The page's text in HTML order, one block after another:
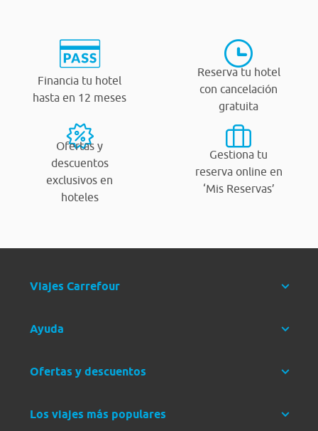
Financia tu hotel
hasta en 12 meses
Reserva tu hotel
con cancelación
gratuita
Ofertas y
descuentos
exclusivos en
hoteles
Gestiona tu
reserva online en
‘Mis Reservas’
Viajes Carrefour
Ayuda
Ofertas y descuentos
Los viajes más populares